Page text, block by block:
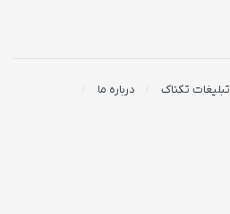
تبلیغات تکناک
درباره ما